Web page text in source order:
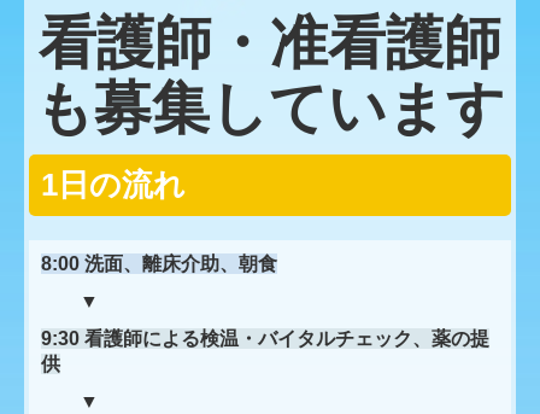
看護助手(常勤) 募集
正看護師 募集
事務 募集
保健だより
病児保育室 パンジーキッズ
お知らせ
看護師・准看護師
も募集しています
1日の流れ
8:00 洗面、離床介助、朝食
▼
9:30 看護師による検温・バイタルチェック、薬の提
供
▼